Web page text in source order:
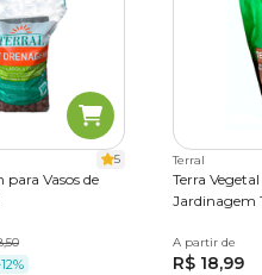
5
Vasos de
Terral
Terra
Jardinagem
2 kg
A partir de
R$ 18,99